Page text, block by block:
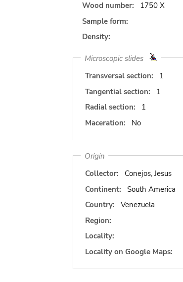
Wood number:
1750 X
Sample form:
Density:
Microscopic slides
Transversal section:
1
Tangential section:
1
Radial section:
1
Maceration:
No
Origin
Collector:
Conejos, Jesus
Continent:
South America
Country:
Venezuela
Region:
Locality:
Locality on Google Maps: